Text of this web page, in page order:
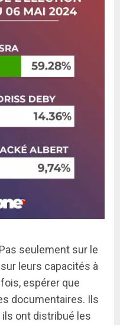
seulement sur le
leurs capacités à
espérer que
documentaires. Ils
ont distribué les